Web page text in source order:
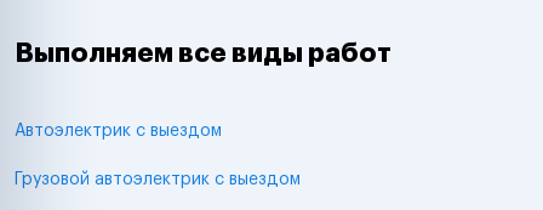
Выполняем все виды работ
Автоэлектрик с выездом
Грузовой автоэлектрик с выездом